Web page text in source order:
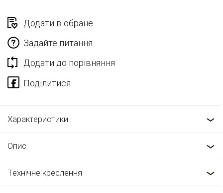
Додати в обране
Задайте питання
Додати до порівняння
Характеристики
Опис
Технічне креслення